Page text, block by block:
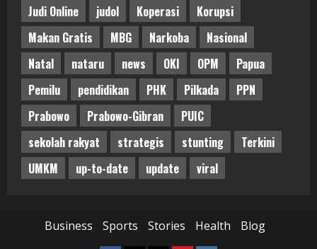
Judi Online
judol Koperasi
Korupsi
Makan Gratis
MBG Narkoba
Nasional
Natal
nataru news OKI OPM
Papua
Pemilu
pendidikan PHK Pilkada
PPN
Prabowo
Prabowo-Gibran
PUIC
sekolah rakyat
strategis stunting
Terkini
UMKM
up-to-date update viral
Business Sports Stories Health Blog